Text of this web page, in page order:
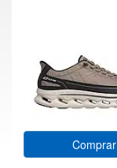
Comprar